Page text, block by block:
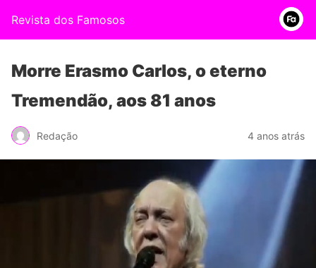
Revista dos Famosos
Morre Erasmo Carlos, o eterno
Tremendão, aos 81 anos
Redação 4 anos atrás